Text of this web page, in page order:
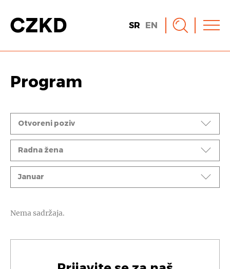
SR EN
Program
Događaji
Otvoreni poziv
Ciklusi
Radna žena
Mesec
Januar
Nema sadržaja.